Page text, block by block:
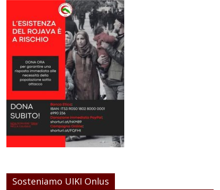
Sosteniamo UIKI Onlus